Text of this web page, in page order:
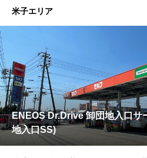
米子エリア
ENEOS Dr.Drive 卸団地入口サ
地入口SS)